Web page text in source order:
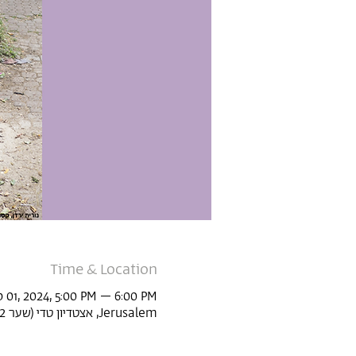
Time & Location
01, 2024, 5:00 PM – 6:00 PM
Jerusalem, אצטדיון טדי (שער 22, Derech Agudat Sport Beitar 1, Jerusalem, Israel